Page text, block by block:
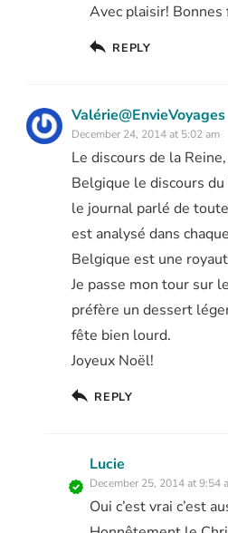
Avec plaisir! Bonnes
REPLY
Valérie@EnvieVoyages
December 24, 2014 at 5:02 am
Le discours de la
Belgique le discours
le journal parlé de
est analysé dans
Belgique est une
Je passe mon tour sur
préfère un dessert
fête bien lourd.
Joyeux Noël!
REPLY
Lucie
December 25, 2014 at 9:54
Oui c’est vrai c’est